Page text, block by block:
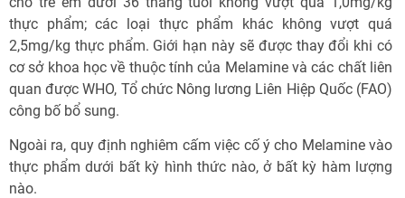
thực phẩm; các loại thực phẩm khác không vượt quá
2,5mg/kg thực phẩm. Giới hạn này sẽ được thay đổi khi có
cơ sở khoa học về thuộc tính của Melamine và các chất liên
quan được WHO, Tổ chức Nông lương Liên Hiệp Quốc (FAO)
công bố bổ sung.
Ngoài ra, quy định nghiêm cấm việc cố ý cho Melamine vào
thực phẩm dưới bất kỳ hình thức nào, ở bất kỳ hàm lượng
nào.